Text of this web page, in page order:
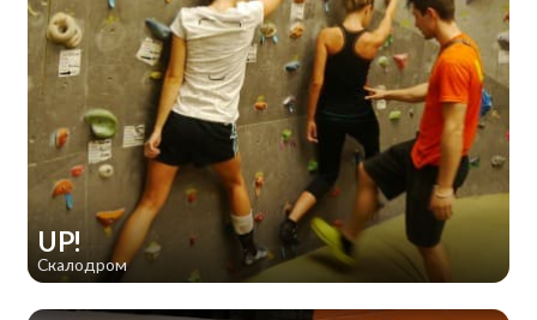
UP!
Скалодром